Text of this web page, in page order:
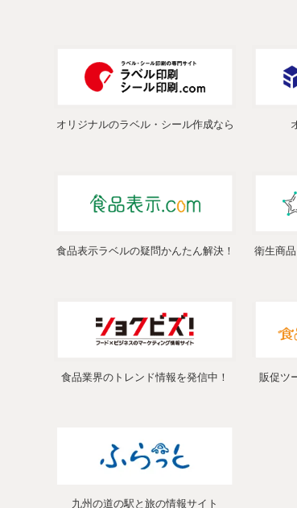
オリジナルのラベル・シール作成なら
食品表示ラベルの疑問かんたん解決！
衛生商
食品業界のトレンド情報を発信中！ 販促ツ
九州の道の駅と旅の情報サイト